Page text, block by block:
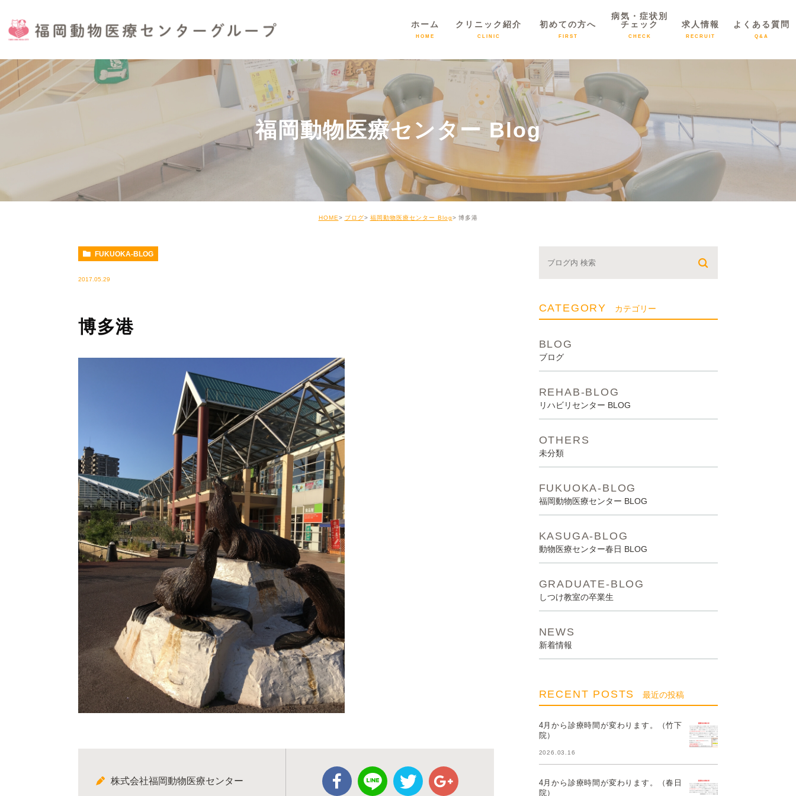
ホーム
HOME
クリニック紹介
CLINIC
初めての方へ
FIRST
病気・症状別
チェック
CHECK
求人情報
RECRUIT
よくある質問
Q&A
福岡動物医療センター Blog
HOME ブログ 福岡動物医療センター Blog 博多港
FUKUOKA-BLOG
2017.05.29
博多港
株式会社福岡動物医療センター
CATEGORY カテゴリー
BLOG
ブログ
REHAB-BLOG
リハビリセンター BLOG
OTHERS
未分類
FUKUOKA-BLOG
福岡動物医療センター BLOG
KASUGA-BLOG
動物医療センター春日 BLOG
GRADUATE-BLOG
しつけ教室の卒業生
NEWS
新着情報
RECENT POSTS 最近の投稿
4月から診療時間が変わります。（竹下
院）
2026.03.16
4月から診療時間が変わります。（春日
院）